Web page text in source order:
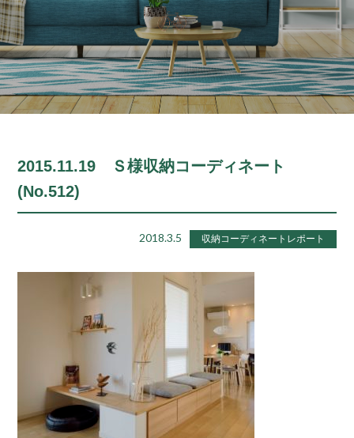
2015.11.19 Ｓ様収納コーディネート
(No.512)
2018.3.5 収納コーディネートレポート